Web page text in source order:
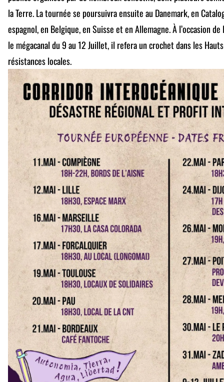
la Terre. La tournée se poursuivra ensuite au Danemark, en
espagnol, en Belgique, en Suisse et en Allemagne. À l’occasion
le mégacanal du 9 au 12 Juillet, il refera un crochet dans les
résistances locales.